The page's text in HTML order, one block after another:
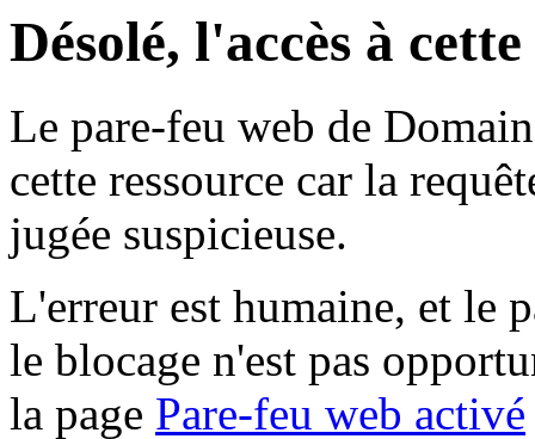
Désolé, l'accès à
Le pare-feu web de
cette ressource car la
jugée suspicieuse.
L'erreur est humaine, et le
le blocage n'est pas
la page Pare-feu web activé